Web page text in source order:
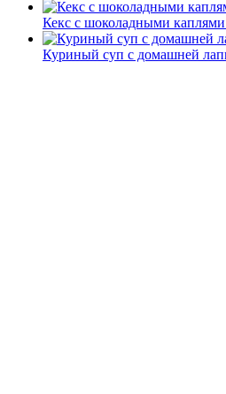
Кекс с шоколадными каплями
Куриный суп с домашней